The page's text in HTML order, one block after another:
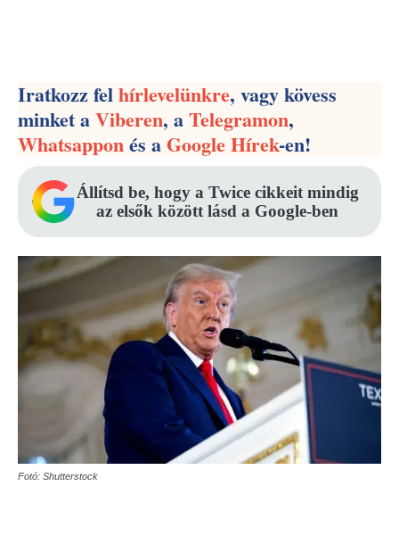
Iratkozz felhírlevelünkre, vagy kövess
minket aViberen, aTelegramon,
Whatsapponés aGoogle Hírek-en!
Állítsd be, hogy a Twice cikkeit mindig
az elsők között lásd a Google-ben
Fotó: Shutterstock